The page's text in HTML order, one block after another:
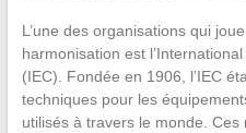
L’une des organisations qui
harmonisation est
(IEC). Fondée en 1906, l’IEC
techniques pour les
utilisés à travers le monde.